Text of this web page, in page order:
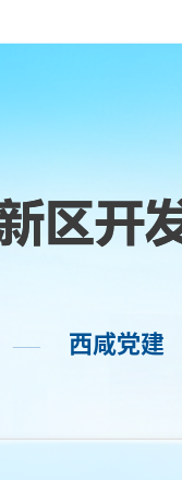
—— 西咸党建